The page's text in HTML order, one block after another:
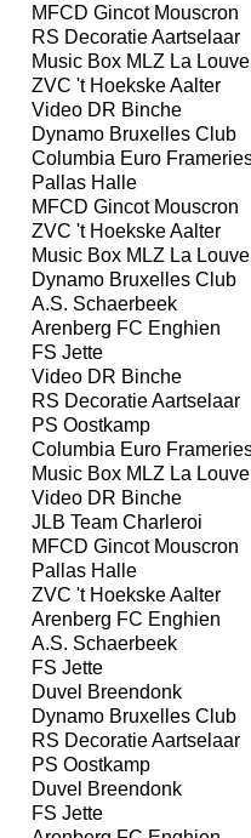
MFCD Gincot Mouscron
RS Decoratie Aartselaar
Music Box MLZ La Louve
ZVC 't Hoekske Aalter
Video DR Binche
Dynamo Bruxelles Club
Columbia Euro
Pallas Halle
MFCD Gincot Mouscron
ZVC 't Hoekske Aalter
Music Box MLZ La Louve
Dynamo Bruxelles Club
A.S. Schaerbeek
Arenberg FC Enghien
FS Jette
Video DR Binche
RS Decoratie Aartselaar
PS Oostkamp
Columbia Euro
Music Box MLZ La Louve
Video DR Binche
JLB Team Charleroi
MFCD Gincot Mouscron
Pallas Halle
ZVC 't Hoekske Aalter
Arenberg FC Enghien
A.S. Schaerbeek
FS Jette
Duvel Breendonk
Dynamo Bruxelles Club
RS Decoratie Aartselaar
PS Oostkamp
Duvel Breendonk
FS Jette